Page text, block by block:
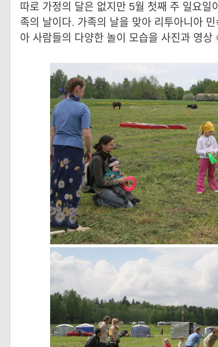
따로 가정의 달은 없지만 5월 첫째 주 일요일
족의 날이다. 가족의 날을 맞아 리투아니아
아 사람들의 다양한 놀이 모습을 사진과 영상